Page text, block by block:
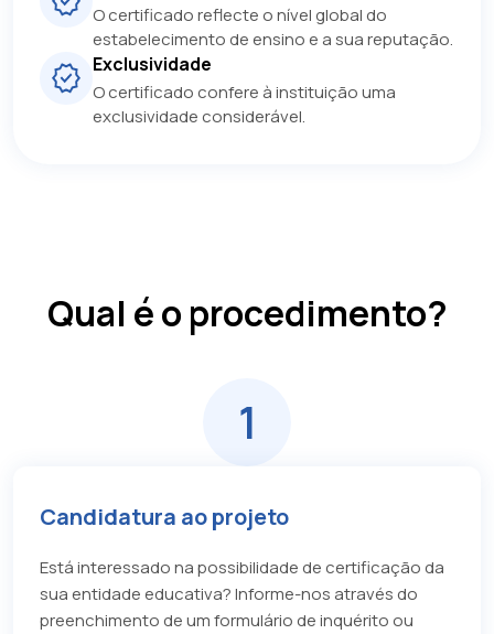
O certificado reflecte o nível global do
estabelecimento de ensino e a sua reputação.
Exclusividade
O certificado confere à instituição uma
exclusividade considerável.
Qual é o procedimento?
1
Candidatura ao projeto
Está interessado na possibilidade de certificação da
sua entidade educativa? Informe-nos através do
preenchimento de um formulário de inquérito ou